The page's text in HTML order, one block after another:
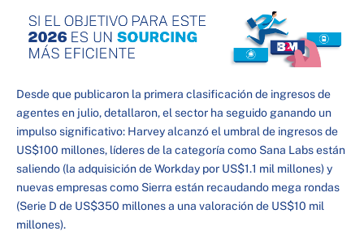
Desde que publicaron la primera clasificación de ingresos de
agentes en julio, detallaron, el sector ha seguido ganando un
impulso significativo: Harvey alcanzó el umbral de ingresos de
US$100 millones, líderes de la categoría como Sana Labs están
saliendo (la adquisición de Workday por US$1.1 mil millones) y
nuevas empresas como Sierra están recaudando mega rondas
(Serie D de US$350 millones a una valoración de US$10 mil
millones).